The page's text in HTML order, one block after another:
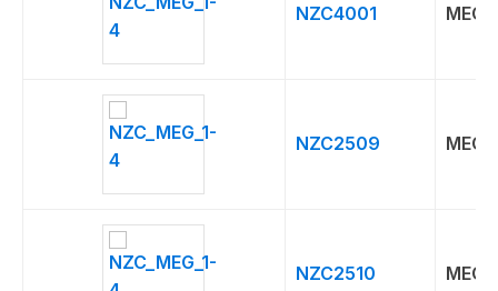
NZC4001 MEG
NZC2509 MEG
NZC2510 MEG